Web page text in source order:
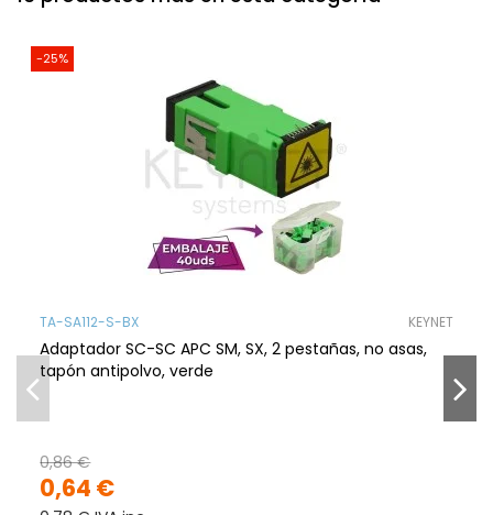
-25%
TA-SA112-S-BX KEYNET
Adaptador SC-SC APC SM, SX, 2 pestañas, no asas,
tapón antipolvo, verde
0,64 €
0,86 €